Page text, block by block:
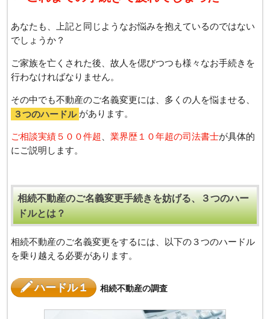
あなたも、上記と同じようなお悩みを抱えているのではない
でしょうか？
ご家族を亡くされた後、故人を偲びつつも様々なお手続きを
行わなければなりません。
その中でも不動産のご名義変更には、多くの人を悩ませる、
３つのハードル があります。
ご相談実績５００件超 業界歴１０年超の司法書士が具体的
にご説明します。
相続不動産のご名義変更手続きを妨げる、３つのハー
ドルとは？
相続不動産のご名義変更をするには、以下の３つのハードル
を乗り越える必要があります。
ハードル１ 相続不動産の調査